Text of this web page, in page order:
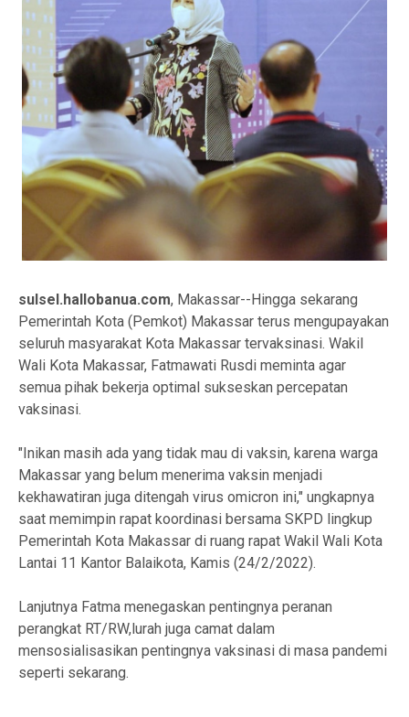
sulsel.hallobanua.com, Makassar--Hingga sekarang
Pemerintah Kota (Pemkot) Makassar terus mengupayakan
seluruh masyarakat Kota Makassar tervaksinasi. Wakil
Wali Kota Makassar, Fatmawati Rusdi meminta agar
semua pihak bekerja optimal sukseskan percepatan
vaksinasi.
"Inikan masih ada yang tidak mau di vaksin, karena warga
Makassar yang belum menerima vaksin menjadi
kekhawatiran juga ditengah virus omicron ini," ungkapnya
saat memimpin rapat koordinasi bersama SKPD lingkup
Pemerintah Kota Makassar di ruang rapat Wakil Wali Kota
Lantai 11 Kantor Balaikota, Kamis (24/2/2022).
Lanjutnya Fatma menegaskan pentingnya peranan
perangkat RT/RW,lurah juga camat dalam
mensosialisasikan pentingnya vaksinasi di masa pandemi
seperti sekarang.